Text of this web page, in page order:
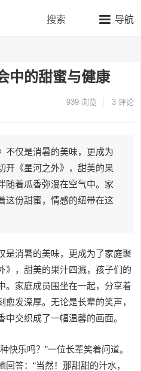
导航
搜索
中的甜蜜与健康
939浏览 3 评论
不仅是消暑的美味，更成为
开《星河之外》，甜美的果
随着瓜香弥漫在空气中。家
这份甜蜜，情感的纽带在这
是消暑的美味，更成为了家庭聚
》，甜美的果汁四溅，孩子们的
。家庭成员围坐在一起，分享着
发深厚。无论是长辈的笑声，
交织成了一幅温馨的画面。
快乐吗？”一位长辈笑着问道。
答：“当然！那甜甜的汁水，